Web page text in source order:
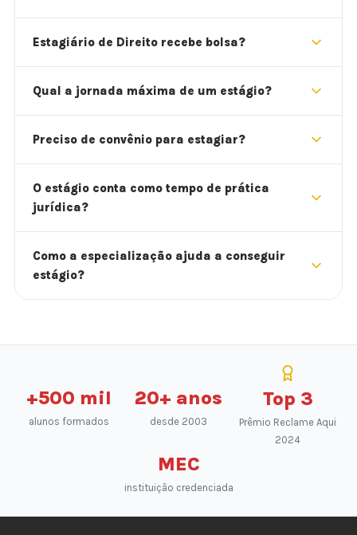
Estagiário de Direito recebe bolsa?
Qual a jornada máxima de um estágio?
Preciso de convênio para estagiar?
O estágio conta como tempo de prática
jurídica?
Como a especialização ajuda a conseguir
estágio?
+500 mil
alunos formados
20+ anos
desde 2003
Top 3
Prêmio Reclame Aqui
2024
MEC
instituição credenciada